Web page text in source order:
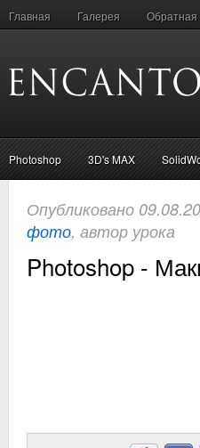
Главная Галерея Обратная
Photoshop 3D's MAX
Опубликовано
фото, автор урока
Photoshop -